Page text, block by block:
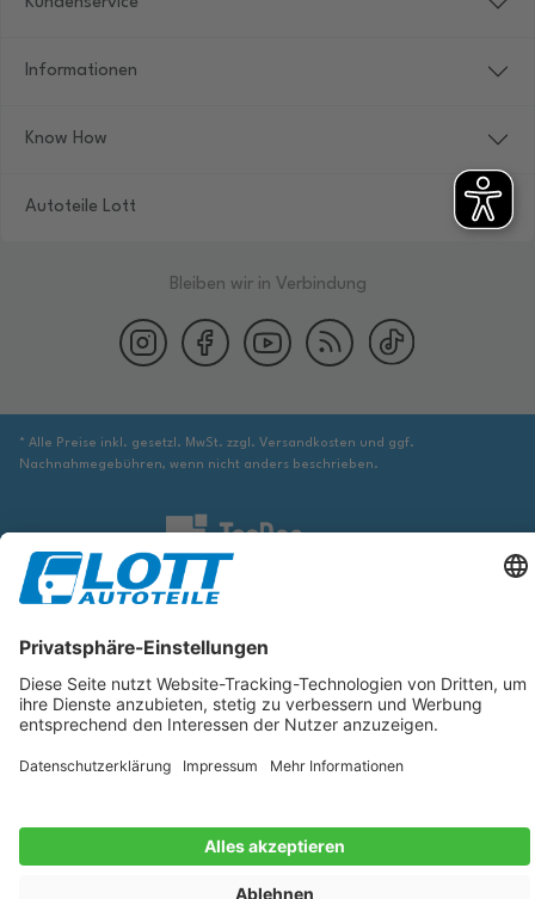
Informationen
Know How
Autoteile Lott
Bleiben wir in Verbindung
* Alle Preise inkl. gesetzl. MwSt. zzgl. Versandkosten und ggf.
Nachnahmegebühren, wenn nicht anders beschrieben.
Wir sind verpflichtet Sie darauf hinzuweisen, dass Sie ggf. ergänzende
entspricht und für das betreffende Automobil passt.
Die hier angezeigten Daten, insbesondere die gesamte Datenbank, dürfen
nicht kopiert werden. Es ist zu unterlassen, die Daten oder die gesamte
Datenbank ohne vorherige Zustimmung von TecDoc zu vervielfältigen, zu
verbreiten und/oder diese Handlungen durch Dritte ausführen zu lassen.